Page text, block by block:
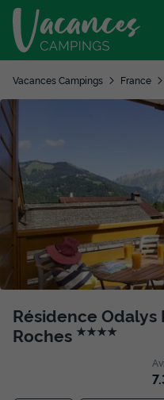
Vacances Campings France
Résidence
Roches ★★★★